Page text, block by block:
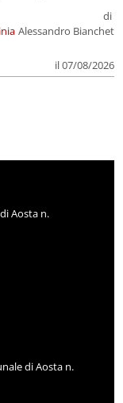
di
Alessandro Bianchet
il 07/08/2026
Aosta n.
di Aosta n.